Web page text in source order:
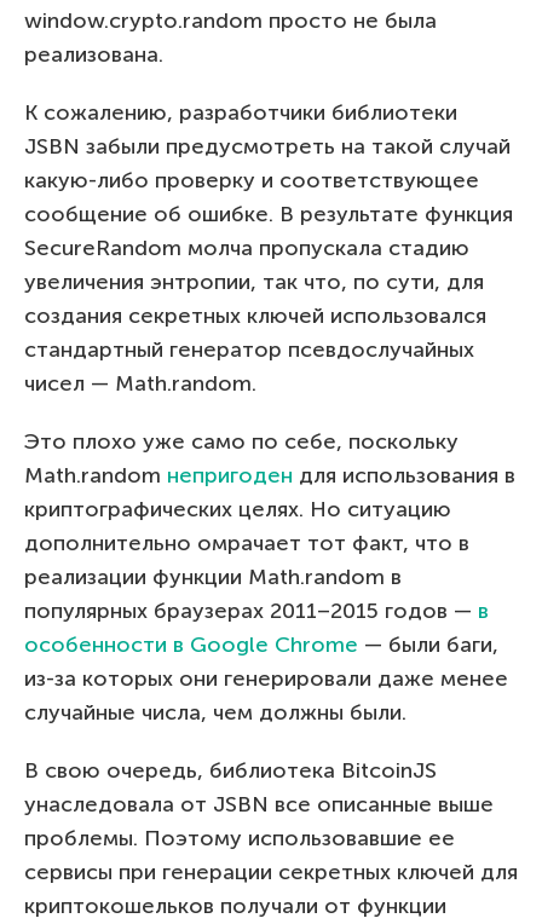
window.crypto.random просто не была
реализована.
К сожалению, разработчики библиотеки
JSBN забыли предусмотреть на такой случай
какую-либо проверку и соответствующее
сообщение об ошибке. В результате функция
SecureRandom молча пропускала стадию
увеличения энтропии, так что, по сути, для
создания секретных ключей использовался
стандартный генератор псевдослучайных
чисел — Math.random.
Это плохо уже само по себе, поскольку
Math.random непригоден для использования в
криптографических целях. Но ситуацию
дополнительно омрачает тот факт, что в
реализации функции Math.random в
популярных браузерах 2011–2015 годов — в
особенности в Google Chrome — были баги,
из-за которых они генерировали даже менее
случайные числа, чем должны были.
В свою очередь, библиотека BitcoinJS
унаследовала от JSBN все описанные выше
проблемы. Поэтому использовавшие ее
сервисы при генерации секретных ключей для
криптокошельков получали от функции